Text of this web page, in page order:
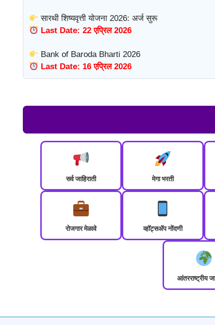
सारथी शिष्यवृत्ती योजना 2026: अर्ज सुरू
Last Date: 22 एप्रिल 2026
Bank of Baroda Bharti 2026
Last Date: 16 एप्रिल 2026
सर्व जाहिराती मेगा भरती
रोजगार मेळावे व्हॉट्सॲप नोंदणी
आंतरराष्ट्रीय